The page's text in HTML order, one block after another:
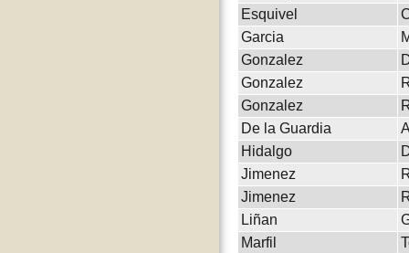
Esquivel
Garcia
Gonzalez
Gonzalez
Gonzalez
De la Guardia
Hidalgo
Jimenez
Jimenez
Liñan
Marfil